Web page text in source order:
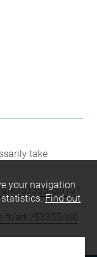
take
53355/cl0101
ark:/53355/cl0
your navigation
statistics.Find out